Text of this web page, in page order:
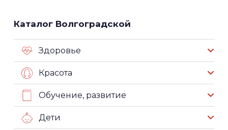
Каталог Волгоградской
Здоровье
Красота
Обучение, развитие
Дети